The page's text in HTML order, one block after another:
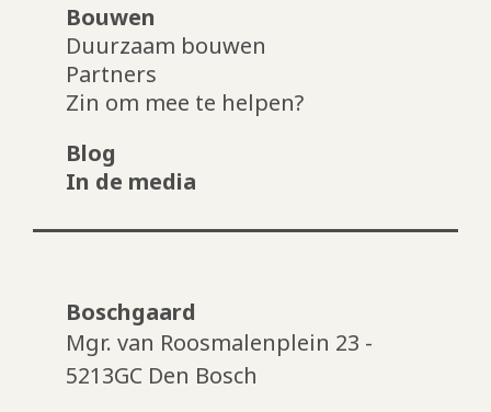
Bouwen
Duurzaam bouwen
Partners
Zin om mee te helpen?
Blog
In de media
Boschgaard
Mgr. van Roosmalenplein 23 -
5213GC Den Bosch